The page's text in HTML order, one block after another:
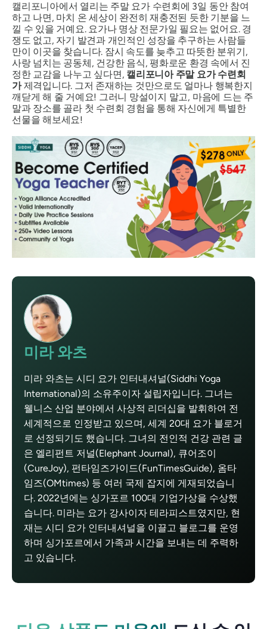
캘리포니아에서 열리는 주말 요가 수련회에 3일 동안 참여
하고 나면, 마치 온 세상이 완전히 재충전된 듯한 기분을 느
낄 수 있을 거예요. 요가나 명상 전문가일 필요는 없어요. 경
쟁도 없고, 자기 발견과 개인적인 성장을 추구하는 사람들
만이 이곳을 찾습니다. 잠시 속도를 늦추고 따뜻한 분위기,
사랑 넘치는 공동체, 건강한 음식, 평화로운 환경 속에서 진
정한 교감을 나누고 싶다면, 캘리포니아 주말 요가 수련회
가제격입니다. 그저 존재하는 것만으로도 얼마나 행복한지
깨닫게 해 줄 거예요! 그러니 망설이지 말고, 마음에 드는 주
말과 장소를 골라 첫 수련회 경험을 통해 자신에게 특별한
선물을 해보세요!
미라 와츠
미라 와츠는 시디 요가 인터내셔널(Siddhi Yoga
International)의 소유주이자 설립자입니다. 그녀는
웰니스 산업 분야에서 사상적 리더십을 발휘하여 전
세계적으로 인정받고 있으며, 세계 20대 요가 블로거
로 선정되기도 했습니다. 그녀의 전인적 건강 관련 글
은 엘리펀트 저널(Elephant Journal), 큐어조이
(CureJoy), 펀타임즈가이드(FunTimesGuide), 옴타
임즈(OMtimes) 등 여러 국제 잡지에 게재되었습니
다. 2022년에는 싱가포르 100대 기업가상을 수상했
습니다. 미라는 요가 강사이자 테라피스트였지만, 현
재는 시디 요가 인터내셔널을 이끌고 블로그를 운영
하며 싱가포르에서 가족과 시간을 보내는 데 주력하
고 있습니다.